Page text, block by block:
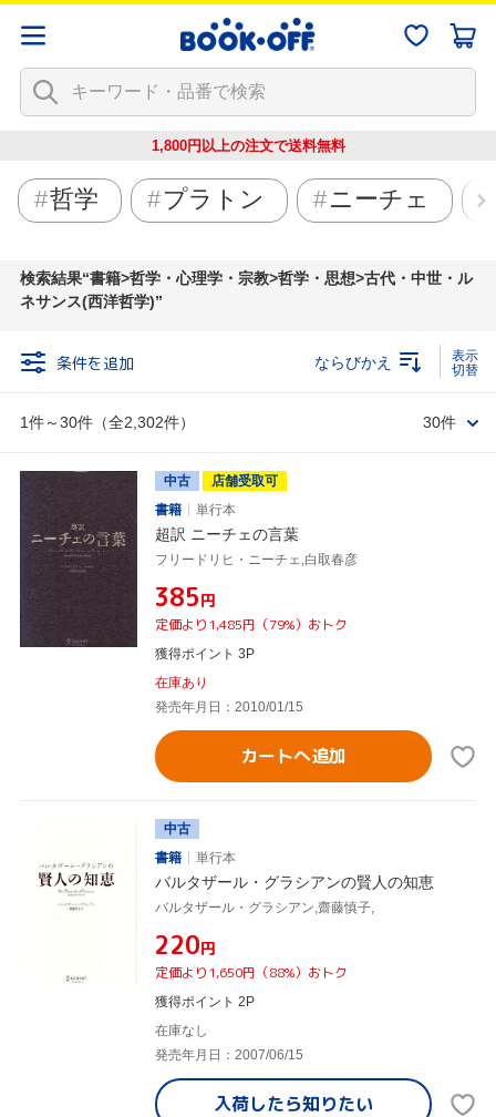
1,800円以上の注文で送料無料
哲学 プラトン ニーチェ
検索結果 書籍>哲学・心理学・宗教>哲学・思想>古代・中世・ル
ネサンス(西洋哲学)
条件を追加
1件～30件（全2,302件）
ならびかえ
30件
中古
店舗受取可
書籍
単行本
超訳 ニーチェの言葉
フリードリヒ・ニーチェ,白取春彦
¥385円
定価より1,485円（79%）おトク
獲得ポイント 3P
在庫あり
発売年月日：2010/01/15
カートへ追加
中古
書籍
単行本
バルタザール・グラシアンの賢人の知恵
バルタザール・グラシアン,齋藤慎子,
¥220円
定価より1,650円（88%）おトク
獲得ポイント 2P
在庫なし
発売年月日：2007/06/15
入荷したら知りたい